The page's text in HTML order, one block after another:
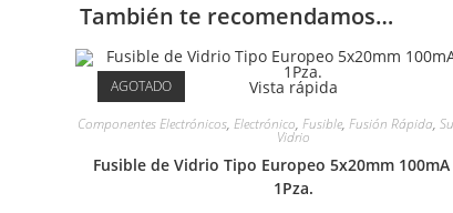
También te recomendamos…
AGOTADO Vista rápida
Componentes Electrónicos, Electrónico, Fusible, Fusión Rápida,
Vidrio
Fusible de Vidrio Tipo Europeo 5x20mm 100mA
1Pza.